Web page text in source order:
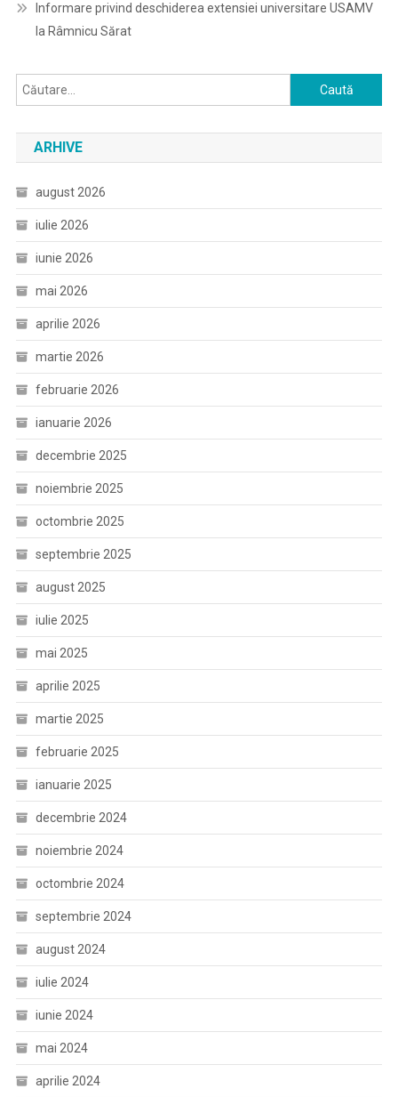
Informare privind deschiderea extensiei universitare USAMV
la Râmnicu Sărat
Caută
după:
ARHIVE
august 2026
iulie 2026
iunie 2026
mai 2026
aprilie 2026
martie 2026
februarie 2026
ianuarie 2026
decembrie 2025
noiembrie 2025
octombrie 2025
septembrie 2025
august 2025
iulie 2025
mai 2025
aprilie 2025
martie 2025
februarie 2025
ianuarie 2025
decembrie 2024
noiembrie 2024
octombrie 2024
septembrie 2024
august 2024
iulie 2024
iunie 2024
mai 2024
aprilie 2024